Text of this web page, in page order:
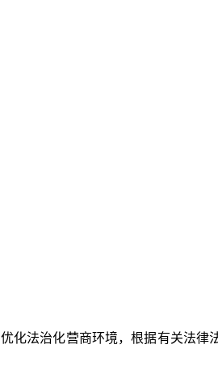
优化法治化营商环境，根据有关法律